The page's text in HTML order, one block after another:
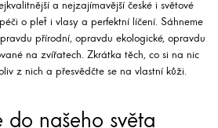
a nejzajímavější české i světové
o pleť i vlasy a perfektní líčení. Sáhneme
přírodní, opravdu ekologické, opravdu
na zvířatech. Zkrátka těch, co si na nic
z nich a přesvědčte se na vlastní kůži.
do našeho světa